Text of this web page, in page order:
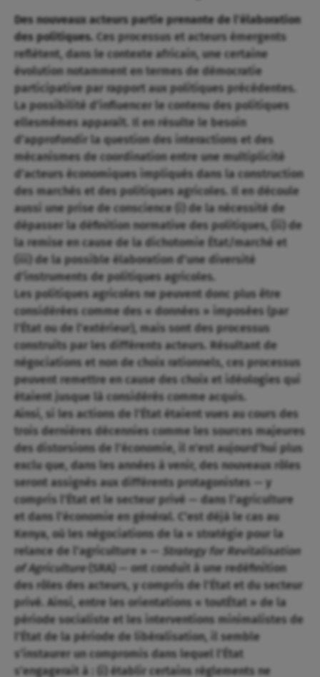
Des nouveaux acteurs partie prenante de l’élaboration
des politiques. Ces processus et acteurs émergents
reflètent, dans le contexte africain, une certaine
évolution notamment en termes de démocratie
participative par rapport aux politiques précédentes.
La possibilité d’influencer le contenu des politiques
ellesmêmes apparaît. Il en résulte le besoin
d’approfondir la question des interactions et des
mécanismes de coordination entre une multiplicité
d’acteurs économiques impliqués dans la construction
des marchés et des politiques agricoles. Il en découle
aussi une prise de conscience (i) de la nécessité de
dépasser la définition normative des politiques, (ii) de
la remise en cause de la dichotomie État/marché et
(iii) de la possible élaboration d’une diversité
d’instruments de politiques agricoles.
Les politiques agricoles ne peuvent donc plus être
considérées comme des « données » imposées (par
l’État ou de l’extérieur), mais sont des processus
construits par les différents acteurs. Résultant de
négociations et non de choix rationnels, ces processus
peuvent remettre en cause des choix et idéologies qui
étaient jusque là considérés comme acquis.
Ainsi, si les actions de l’État étaient vues au cours des
trois dernières décennies comme les sources majeures
des distorsions de l’économie, il n’est aujourd’hui plus
exclu que, dans les années à venir, des nouveaux rôles
seront assignés aux différents protagonistes — y
compris l’État et le secteur privé — dans l’agriculture
et dans l’économie en général. C’est déjà le cas au
Kenya, où les négociations de la « stratégie pour la
relance de l’agriculture » — Strategy for Revitalisation
of Agriculture(SRA) — ont conduit à une redéfinition
des rôles des acteurs, y compris de l’État et du secteur
privé. Ainsi, entre les orientations « toutÉtat » de la
période socialiste et les interventions minimalistes de
l’État de la période de libéralisation, il semble
s’instaurer un compromis dans lequel l’État
s’engagerait à : (i) établir certains règlements ne